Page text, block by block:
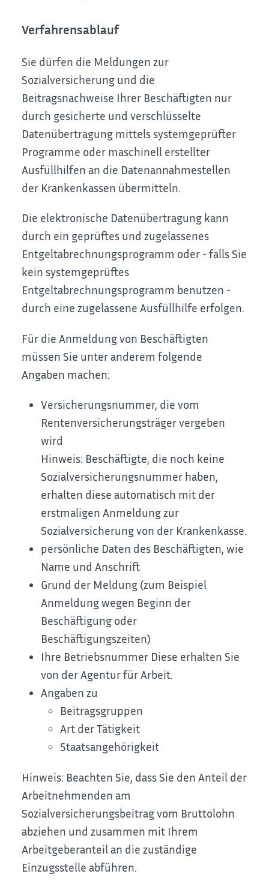
Verfahrensablauf
Sie dürfen die Meldungen zur
Sozialversicherung und die
Beitragsnachweise Ihrer Beschäftigten nur
durch gesicherte und verschlüsselte
Datenübertragung mittels systemgeprüfter
Programme oder maschinell erstellter
Ausfüllhilfen an die Datenannahmestellen
der Krankenkassen übermitteln.
Die elektronische Datenübertragung kann
durch ein geprüftes und zugelassenes
Entgeltabrechnungsprogramm oder - falls Sie
kein systemgeprüftes
Entgeltabrechnungsprogramm benutzen -
durch eine zugelassene Ausfüllhilfe erfolgen.
Für die Anmeldung von Beschäftigten
müssen Sie unter anderem folgende
Angaben machen:
Versicherungsnummer, die vom
Rentenversicherungsträger vergeben
wird
Hinweis: Beschäftigte, die noch keine
Sozialversicherungsnummer haben,
erhalten diese automatisch mit der
erstmaligen Anmeldung zur
Sozialversicherung von der Krankenkasse.
persönliche Daten des Beschäftigten, wie
Name und Anschrift
Grund der Meldung (zum Beispiel
Anmeldung wegen Beginn der
Beschäftigung oder
Beschäftigungszeiten)
Ihre Betriebsnummer Diese erhalten Sie
von der Agentur für Arbeit.
Angaben zu
Beitragsgruppen
Art der Tätigkeit
Staatsangehörigkeit
Hinweis: Beachten Sie, dass Sie den Anteil der
Arbeitnehmenden am
Sozialversicherungsbeitrag vom Bruttolohn
abziehen und zusammen mit Ihrem
Arbeitgeberanteil an die zuständige
Einzugsstelle abführen.